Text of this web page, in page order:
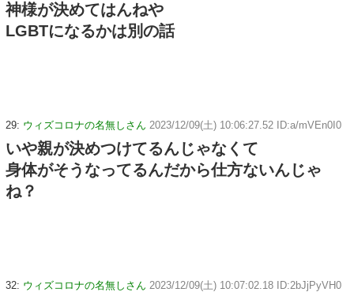
神様が決めてはんねや
LGBTになるかは別の話
29: ウィズコロナの名無しさん 2023/12/09(土) 10:06:27.52 ID:a/mVEn0I0
いや親が決めつけてるんじゃなくて
身体がそうなってるんだから仕方ないんじゃ
ね？
32: ウィズコロナの名無しさん 2023/12/09(土) 10:07:02.18 ID:2bJjPyVH0